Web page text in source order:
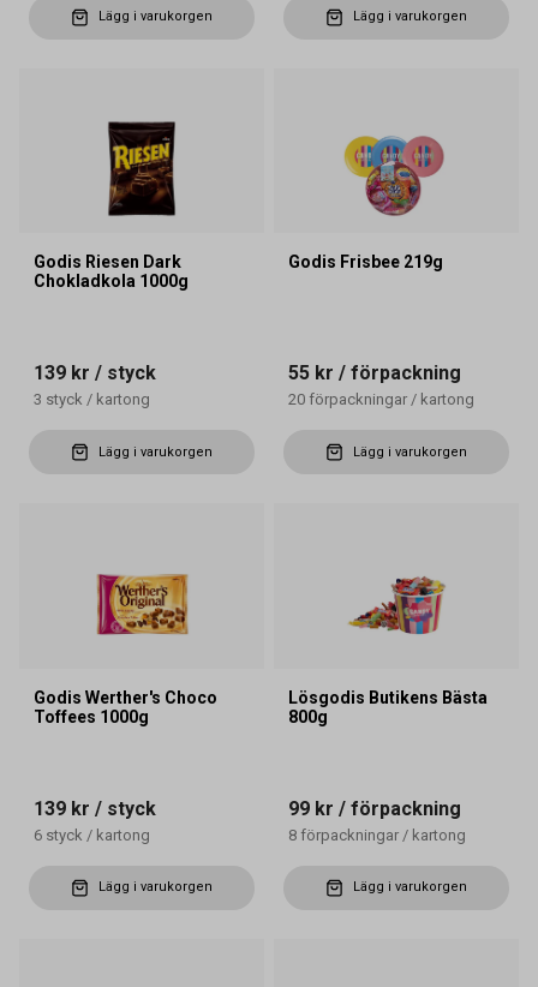
Lägg i varukorgen Lägg i varukorgen
Godis Riesen Dark
Chokladkola 1000g
139 kr / styck
3 styck / kartong
Lägg i varukorgen
Godis Frisbee 219g
55 kr / förpackning
20 förpackningar / kartong
Lägg i varukorgen
Godis Werther's Choco
Toffees 1000g
139 kr / styck
6 styck / kartong
Lägg i varukorgen
Lösgodis Butikens Bästa
800g
99 kr / förpackning
8 förpackningar / kartong
Lägg i varukorgen